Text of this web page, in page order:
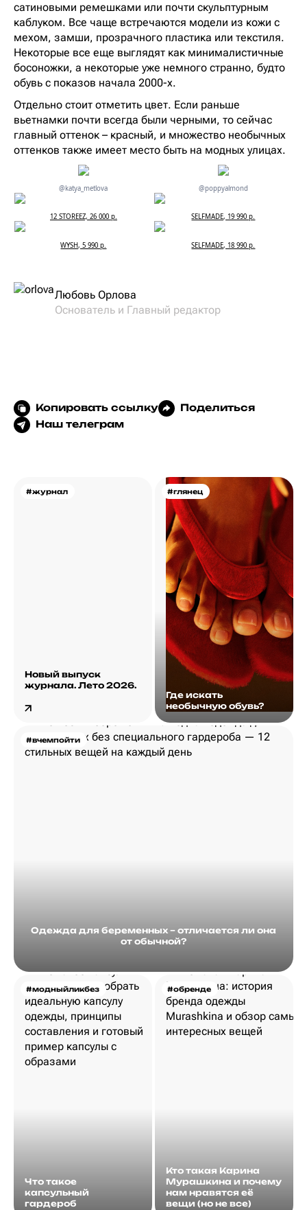
сатиновыми ремешками или почти скульптурным
каблуком. Все чаще встречаются модели из кожи с
мехом, замши, прозрачного пластика или текстиля.
Некоторые все еще выглядят как минималистичные
босоножки, а некоторые уже немного странно, будто
обувь с показов начала 2000-х.
Отдельно стоит отметить цвет. Если раньше
вьетнамки почти всегда были черными, то сейчас
главный оттенок – красный, и множество необычных
оттенков также имеет место быть на модных улицах.
@katya_metlova @poppyalmond
12 STOREEZ, 26 000 р. SELFMADE, 19 990 р.
WYSH, 5 990 р. SELFMADE, 18 990 р.
Любовь Орлова
Основатель и Главный редактор
Копировать ссылку
Поделиться
Наш телеграм
#журнал
Новый выпуск
журнала. Лето 2026.
#глянец
Где искать
необычную обувь?
#вчемпойти
Одежда для беременных – отличается ли она
от обычной?
#модныйликбез
Что такое
капсульный
гардероб
#обренде
Кто такая Карина
Мурашкина и почему
нам нравятся её
вещи (но не все)